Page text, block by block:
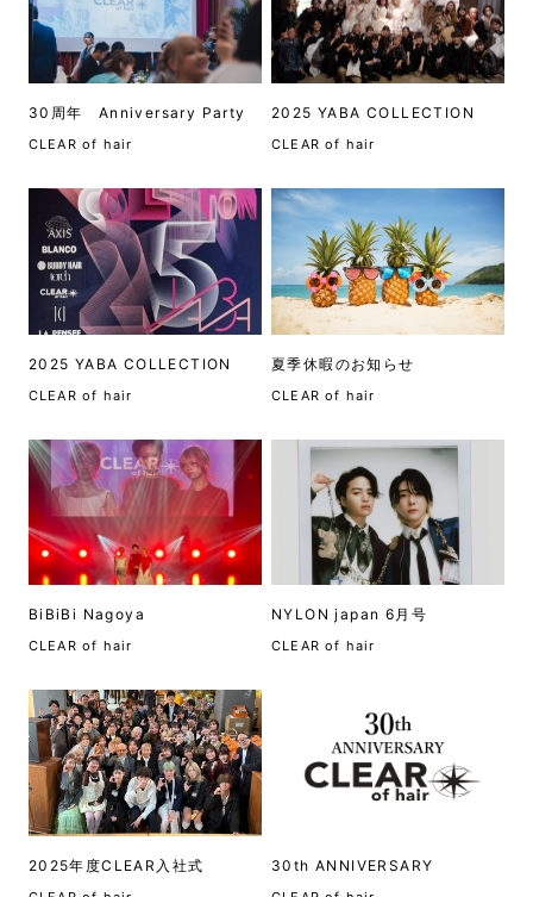
30周年 Anniversary Party
CLEAR of hair
2025 YABA COLLECTION
CLEAR of hair
2025 YABA COLLECTION
CLEAR of hair
夏季休暇のお知らせ
CLEAR of hair
BiBiBi Nagoya
CLEAR of hair
NYLON japan 6月号
CLEAR of hair
2025年度CLEAR入社式 30th ANNIVERSARY